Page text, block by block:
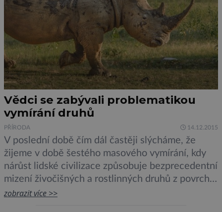
Vědci se zabývali problematikou
vymírání druhů
PŘÍRODA 14.12.2015
V poslední době čím dál častěji slýcháme, že
žijeme v době šestého masového vymírání, kdy
nárůst lidské civilizace způsobuje bezprecedentní
mizení živočišných a rostlinných druhů z povrchu
planety. Jenže jak rychle druhy skutečně ubývají?
zobrazit více >>